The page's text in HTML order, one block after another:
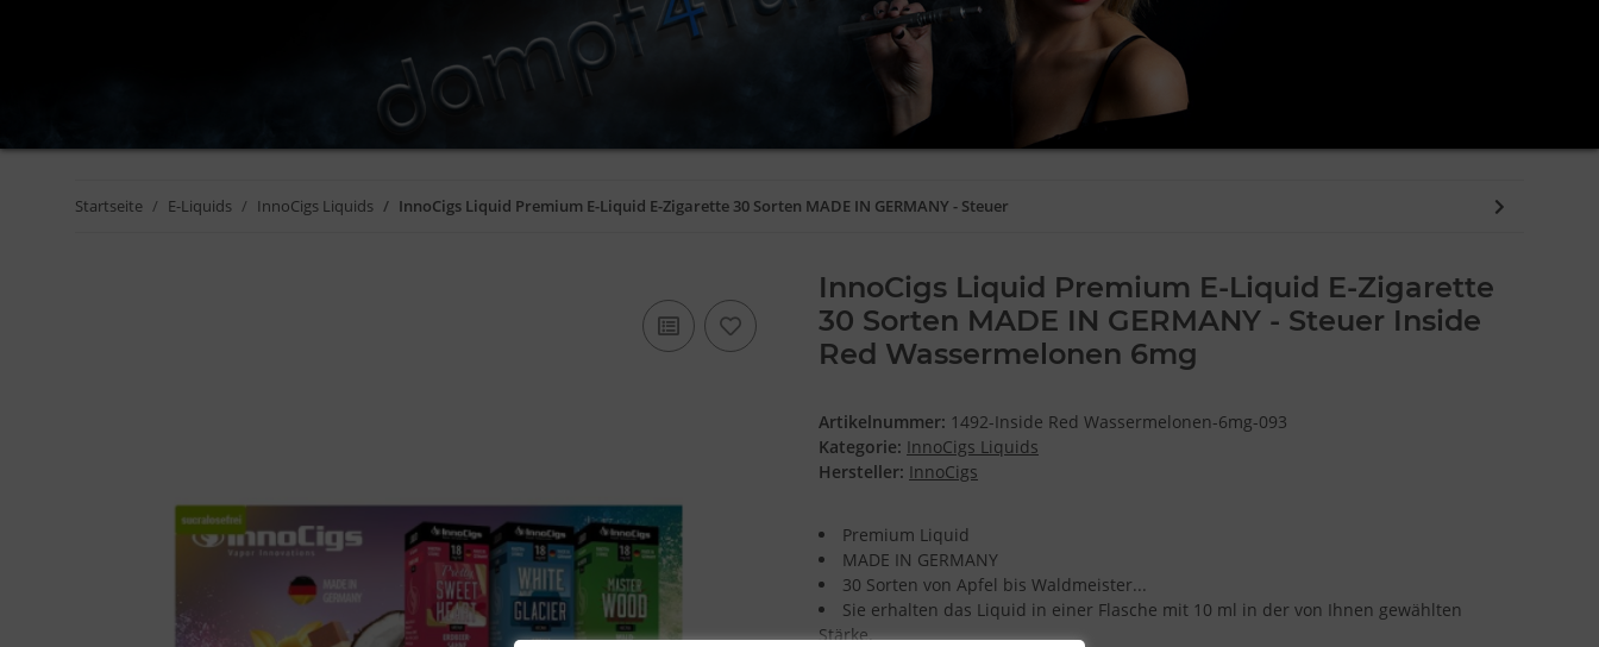
Startseite E-Liquids InnoCigs Liquids InnoCigs Liquid Premium E-Liquid E-Zigarette 30 Sorten MADE IN GERMANY - Steuer
InnoCigs Liquid Premium E-Liquid E-Zigarette
30 Sorten MADE IN GERMANY - Steuer Inside
Red Wassermelonen 6mg
Artikelnummer: 1492-Inside Red Wassermelonen-6mg-093
Kategorie: InnoCigs Liquids
Hersteller: InnoCigs
Premium Liquid
MADE IN GERMANY
30 Sorten von Apfel bis Waldmeister...
Sie erhalten das Liquid in einer Flasche mit 10 ml in der von Ihnen gewählten
Stärke.